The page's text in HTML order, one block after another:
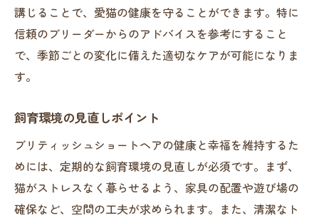
講じることで、愛猫の健康を守ることができます。特に
信頼のブリーダーからのアドバイスを参考にすること
で、季節ごとの変化に備えた適切なケアが可能になりま
す。
飼育環境の見直しポイント
ブリティッシュショートヘアの健康と幸福を維持するた
めには、定期的な飼育環境の見直しが必須です。まず、
猫がストレスなく暮らせるよう、家具の配置や遊び場の
確保など、空間の工夫が求められます。また、清潔なト